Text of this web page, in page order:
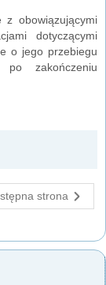
z obowiązującymi
dotyczącymi
o jego przebiegu
zakończeniu
strona